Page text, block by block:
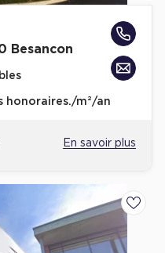
Besancon
honoraires./m²/an
En savoir plus